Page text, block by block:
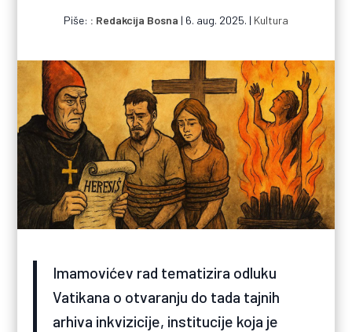
Piše: Redakcija Bosna | 6. aug. 2025. | Kultura
Imamovićev rad tematizira odluku
Vatikana o otvaranju do tada tajnih
arhiva inkvizicije, institucije koja je